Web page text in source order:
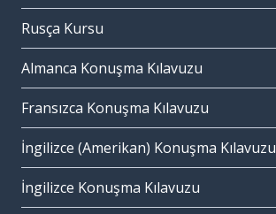
Rusça Kursu
Almanca Konuşma Kılavuzu
Fransızca Konuşma Kılavuzu
İngilizce (Amerikan) Konuşma Kılavuzu
İngilizce Konuşma Kılavuzu